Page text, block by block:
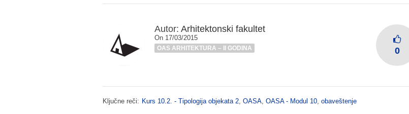
Autor: Arhitektonski fakultet
On 17/03/2015
OAS ARHITEKTURA – II GODINA 0
Ključne reči: Kurs 10.2. - Tipologija objekata 2, OASA, OASA - Modul 10, obaveštenje